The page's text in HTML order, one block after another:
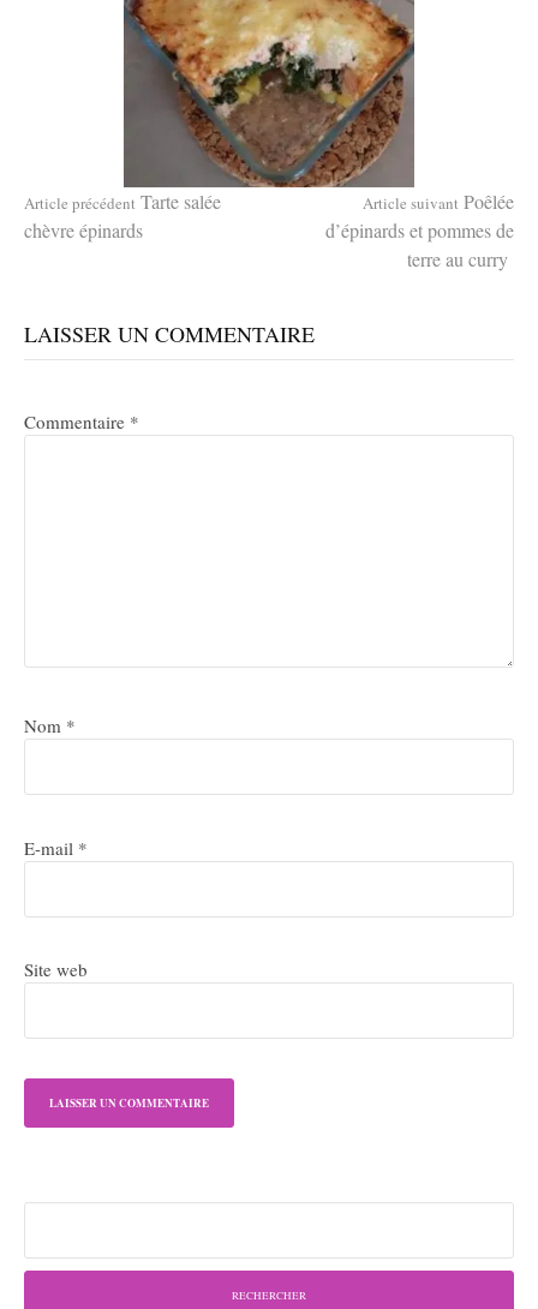
Lire
suite
Article précédent Tarte salée
chèvre épinards
Article suivant Poêlée
d’épinards et pommes de
terre au curry
LAISSER UN COMMENTAIRE
Commentaire *
Nom *
E-mail *
Site web